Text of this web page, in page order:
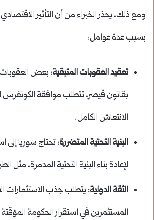
ومع ذلك، يحذر الخبراء من أن التأثير
بسبب عدة عوامل:
تعقيد العقوبات المتبقية: بعض
بقانون قيصر، تتطلب موافقة الكونغرس
الانتعاش الكامل.
البنية التحتية المتضررة: تحتاج سوريا
لإعادة بناء البنية التحتية المدمرة، مثل
الثقة الدولية: يتطلب جذب الاستثمارات
المستثمرين في استقرار الحكومة